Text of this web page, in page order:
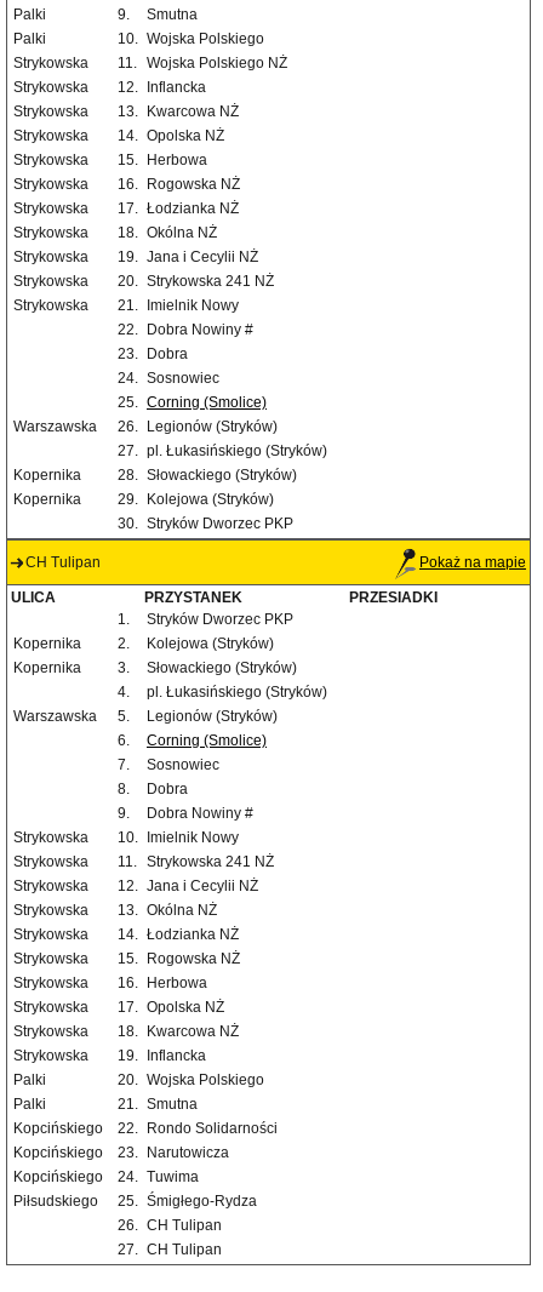
Palki
9.
Smutna
Palki
10. Wojska Polskiego
Strykowska
11. Wojska Polskiego NŻ
Strykowska
12.
Inflancka
Strykowska
13.
Kwarcowa NŻ
Strykowska
14. Opolska NŻ
Strykowska
15.
Herbowa
Strykowska
16.
Rogowska NŻ
Strykowska
17. Łodzianka NŻ
Strykowska
18. Okólna NŻ
Strykowska
19. Jana i Cecylii NŻ
Strykowska
20. Strykowska 241 NŻ
Strykowska
21.
Imielnik Nowy
22.
Dobra Nowiny #
23.
Dobra
24. Sosnowiec
25. Corning (Smolice)
Warszawska
26.
Legionów (Stryków)
27. pl. Łukasińskiego (Stryków)
Kopernika
28. Słowackiego (Stryków)
Kopernika
29.
Kolejowa (Stryków)
30. Stryków Dworzec PKP
CH Tulipan Pokaż na mapie
ULICA PRZYSTANEK
PRZESIADKI
1.
Stryków Dworzec PKP
Kopernika
2.
Kolejowa (Stryków)
Kopernika
3.
Słowackiego (Stryków)
4.
pl. Łukasińskiego (Stryków)
Warszawska
5.
Legionów (Stryków)
6.
Corning (Smolice)
7.
Sosnowiec
8.
Dobra
9.
Dobra Nowiny #
Strykowska
10.
Imielnik Nowy
Strykowska
11. Strykowska 241 NŻ
Strykowska
12. Jana i Cecylii NŻ
Strykowska
13. Okólna NŻ
Strykowska
14. Łodzianka NŻ
Strykowska
15.
Rogowska NŻ
Strykowska
16.
Herbowa
Strykowska
17. Opolska NŻ
Strykowska
18.
Kwarcowa NŻ
Strykowska
19.
Inflancka
Palki
20. Wojska Polskiego
Palki
21. Smutna
Kopcińskiego
22.
Rondo Solidarności
Kopcińskiego
23.
Narutowicza
Kopcińskiego
24. Tuwima
Piłsudskiego
25. Śmigłego-Rydza
26. CH Tulipan
27. CH Tulipan